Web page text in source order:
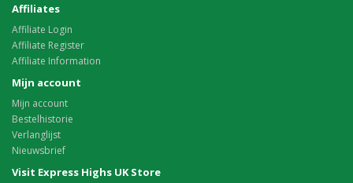
Affiliates
Affiliate Login
Affiliate Register
Affiliate Information
Mijn account
Mijn account
Bestelhistorie
Verlanglijst
Nieuwsbrief
Visit Express Highs UK Store